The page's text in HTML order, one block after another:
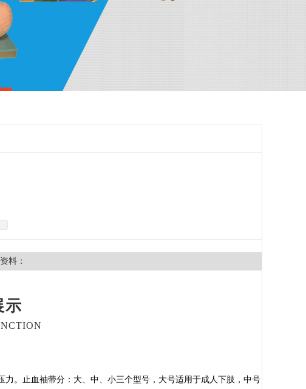
料：
示
。止血袖带分：大、中、小三个型号，大号适用于成人下肢，中号